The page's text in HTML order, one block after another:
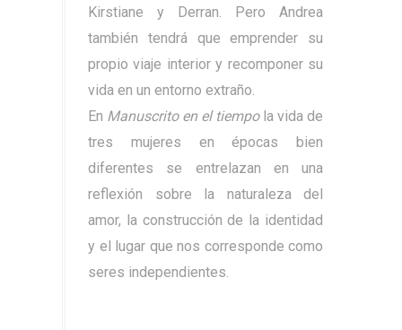
Kirstiane y Derran. Pero Andrea
también tendrá que emprender su
propio viaje interior y recomponer su
vida en un entorno extraño.
En Manuscrito en el tiempola vida de
tres mujeres en épocas bien
diferentes se entrelazan en una
reflexión sobre la naturaleza del
amor, la construcción de la identidad
y el lugar que nos corresponde como
seres independientes.